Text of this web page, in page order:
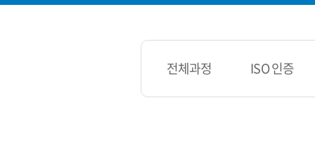
전체과정 ISO 인증